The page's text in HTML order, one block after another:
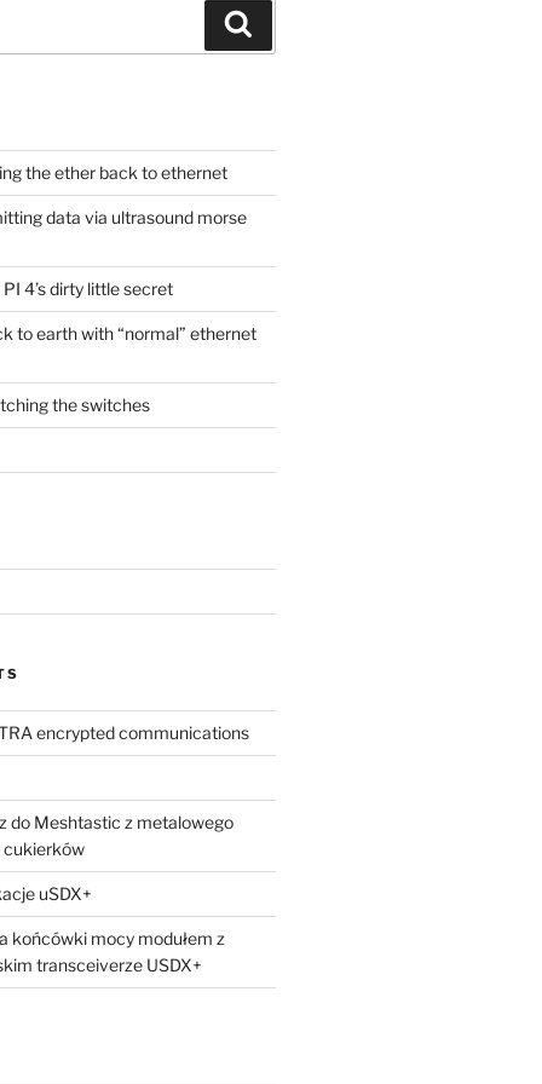
the ether back to ethernet
data via ultrasound morse
4’s dirty little secret
to earth with “normal” ethernet
the switches
encrypted communications
do Meshtastic z metalowego
cukierków
uSDX+
końcówki mocy modułem z
transceiverze USDX+